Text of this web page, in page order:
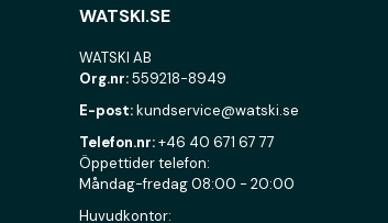
WATSKI.SE
WATSKI AB
Org.nr:559218-8949
E-post:kundservice@watski.se
Telefon.nr:+46 40 671 67 77
Öppettider telefon:
Måndag-fredag 08:00 - 20:00
Huvudkontor: